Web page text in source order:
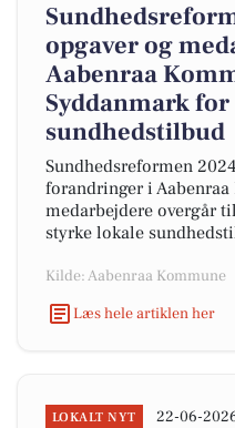
opgaver og
Aabenraa
Syddanmark
sundhedstilbud
Sundhedsreformen
forandringer i
medarbejdere overgår
styrke lokale
Kilde: Aabenraa Kommune
Læs hele artiklen her
LOKALT NYT 22-06-